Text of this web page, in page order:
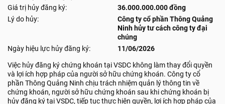
Giá trị hủy đăng ký:
36.000.000.000 đồng
Lý do hủy:
Công ty cổ phần Thông Quảng
Ninh hủy tư cách công ty đại
chúng
Ngày hiệu lực hủy đăng ký:
11/06/2026
Việc hủy đăng ký chứng khoán tại VSDC không làm thay đổi quyền
và lợi ích hợp pháp của người sở hữu chứng khoán. Công ty cổ
phần Thông Quảng Ninh chịu trách nhiệm quản lý thông tin về
chứng khoán, người sở hữu chứng khoán sau khi chứng khoán bị
hủy đăng ký tại VSDC, tiếp tục thực hiện quyền, lợi ích hợp pháp của